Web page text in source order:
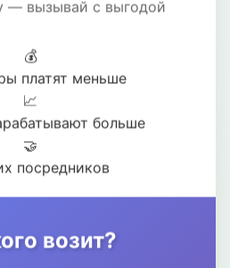
— вызывай с выгодой
💰
платят меньше
📈
больше
🤝
посредников
возит?